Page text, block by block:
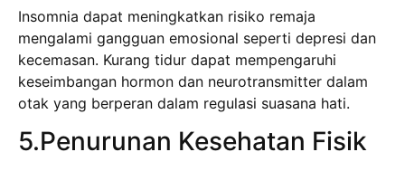
Insomnia dapat meningkatkan risiko remaja
mengalami gangguan emosional seperti depresi dan
kecemasan. Kurang tidur dapat mempengaruhi
keseimbangan hormon dan neurotransmitter dalam
otak yang berperan dalam regulasi suasana hati.
5.Penurunan Kesehatan Fisik